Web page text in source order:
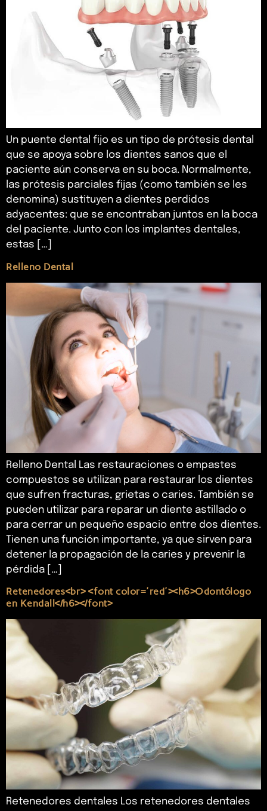
Un puente dental fijo es un tipo de prótesis dental
que se apoya sobre los dientes sanos que el
paciente aún conserva en su boca. Normalmente,
las prótesis parciales fijas (como también se les
denomina) sustituyen a dientes perdidos
adyacentes: que se encontraban juntos en la boca
del paciente. Junto con los implantes dentales,
estas […]
Relleno Dental
Relleno Dental Las restauraciones o empastes
compuestos se utilizan para restaurar los dientes
que sufren fracturas, grietas o caries. También se
pueden utilizar para reparar un diente astillado o
para cerrar un pequeño espacio entre dos dientes.
Tienen una función importante, ya que sirven para
detener la propagación de la caries y prevenir la
pérdida […]
Retenedores<br> <font color='red'><h6>Odontólogo
en Kendall</h6></font>
Retenedores dentales Los retenedores dentales